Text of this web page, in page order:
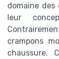
domaine
leur
crampons
chaussure.